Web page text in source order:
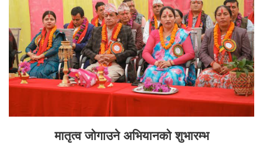
मातृत्व जोगाउने अभियानको शुभारम्भ